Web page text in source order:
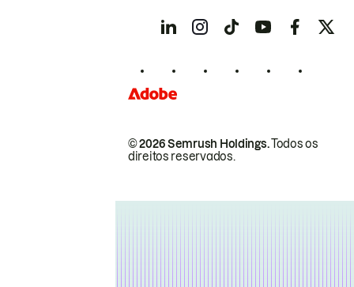
© 2026 Semrush Holdings.Todos os
direitos reservados.